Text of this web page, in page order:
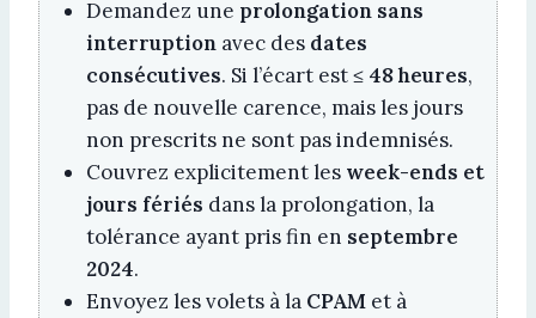
Demandez une prolongation sans
interruption avec des dates
consécutives. Si l’écart est ≤ 48 heures,
pas de nouvelle carence, mais les jours
non prescrits ne sont pas indemnisés.
Couvrez explicitement les week-ends et
jours fériés dans la prolongation, la
tolérance ayant pris fin en septembre
2024.
Envoyez les volets à la CPAM et à